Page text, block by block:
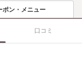
ポン・メニュー
口コミ